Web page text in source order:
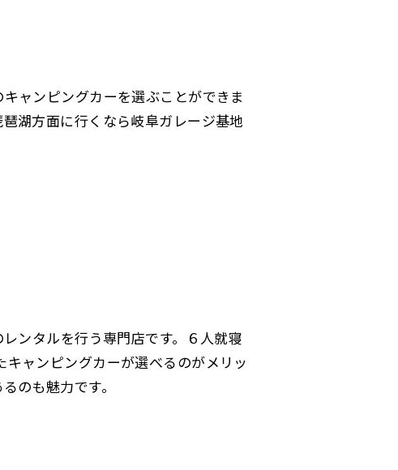
ャンピングカーを選ぶことができま
湖方面に行くなら岐阜ガレージ基地
ンタルを行う専門店です。６人就寝
ャンピングカーが選べるのがメリッ
のも魅力です。